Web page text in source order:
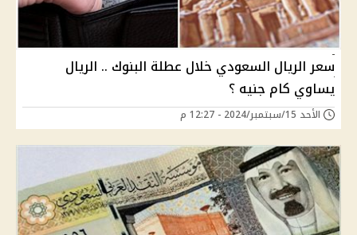
سعر الريال السعودي خلال عطلة البنوك .. الريال
يساوي كام جنيه ؟
الأحد 15/سبتمبر/2024 - 12:27 م